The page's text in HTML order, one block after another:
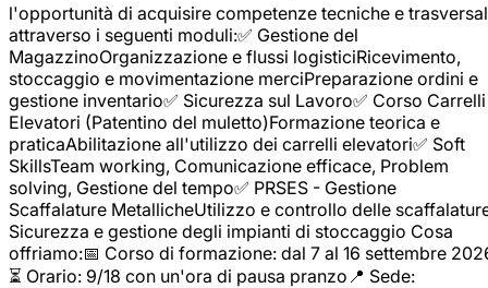
l'opportunità di acquisire competenze tecniche e
attraverso i seguenti moduli:✅ Gestione del
MagazzinoOrganizzazione e flussi logisticiRicevimento,
stoccaggio e movimentazione merciPreparazione ordini e
gestione inventario✅ Sicurezza sul Lavoro✅ Corso Carrelli
Elevatori (Patentino del muletto)Formazione teorica e
praticaAbilitazione all'utilizzo dei carrelli elevatori✅ Soft
SkillsTeam working, Comunicazione efficace, Problem
solving, Gestione del tempo✅ PRSES - Gestione
Scaffalature MetallicheUtilizzo e controllo delle
Sicurezza e gestione degli impianti di stoccaggio Cosa
offriamo:📅 Corso di formazione: dal 7 al 16 settembre
⏳ Orario: 9/18 con un'ora di pausa pranzo📍 Sede: